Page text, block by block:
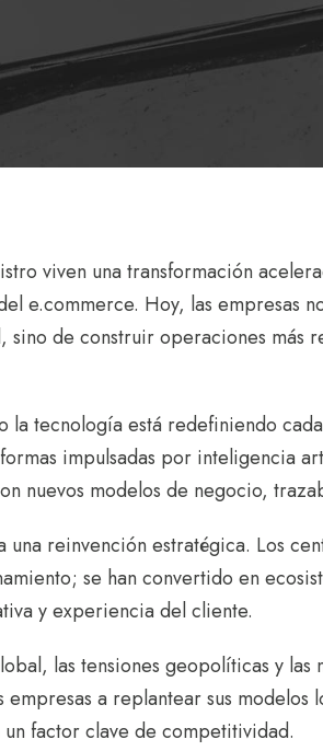
viven una transformación
e.commerce. Hoy, las empresas
sino de construir operaciones más
la tecnología está redefiniendo
impulsadas por inteligencia
nuevos modelos de negocio,
una reinvención estratégica. Los
se han convertido en
y experiencia del cliente.
las tensiones geopolíticas y las
a replantear sus
factor clave de competitividad.